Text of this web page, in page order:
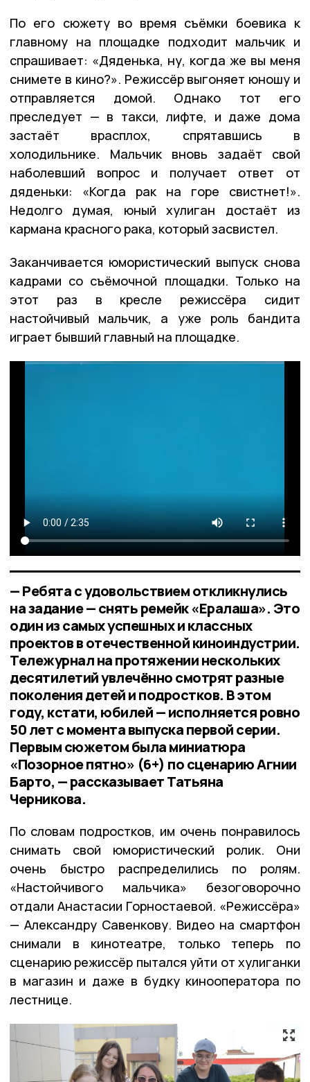
По его сюжету во время съёмки боевика к
главному на площадке подходит мальчик и
спрашивает: «Дяденька, ну, когда же вы меня
снимете в кино?». Режиссёр выгоняет юношу и
отправляется домой. Однако тот его
преследует — в такси, лифте, и даже дома
застаёт врасплох, спрятавшись в
холодильнике. Мальчик вновь задаёт свой
наболевший вопрос и получает ответ от
дяденьки: «Когда рак на горе свистнет!».
Недолго думая, юный хулиган достаёт из
кармана красного рака, который засвистел.
Заканчивается юмористический выпуск снова
кадрами со съёмочной площадки. Только на
этот раз в кресле режиссёра сидит
настойчивый мальчик, а уже роль бандита
играет бывший главный на площадке.
— Ребята с удовольствием откликнулись
на задание — снять ремейк «Ералаша». Это
один из самых успешных и классных
проектов в отечественной киноиндустрии.
Тележурнал на протяжении нескольких
десятилетий увлечённо смотрят разные
поколения детей и подростков. В этом
году, кстати, юбилей — исполняется ровно
50 лет с момента выпуска первой серии.
Первым сюжетом была миниатюра
«Позорное пятно» (6+) по сценарию Агнии
Барто, — рассказывает Татьяна
Черникова.
По словам подростков, им очень понравилось
снимать свой юмористический ролик. Они
очень быстро распределились по ролям.
«Настойчивого мальчика» безоговорочно
отдали Анастасии Горностаевой. «Режиссёра»
— Александру Савенкову. Видео на смартфон
снимали в кинотеатре, только теперь по
сценарию режиссёр пытался уйти от хулиганки
в магазин и даже в будку кинооператора по
лестнице.